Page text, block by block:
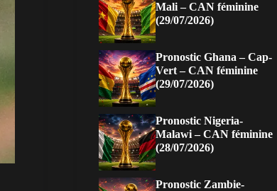
Mali – CAN féminine
(29/07/2026)
Pronostic Ghana – Cap-
Vert – CAN féminine
(29/07/2026)
Pronostic Nigeria-
Malawi – CAN féminine
(28/07/2026)
Pronostic Zambie-